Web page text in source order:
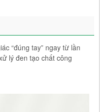
“đúng tay” ngay từ lần
lý đen tạo chất công